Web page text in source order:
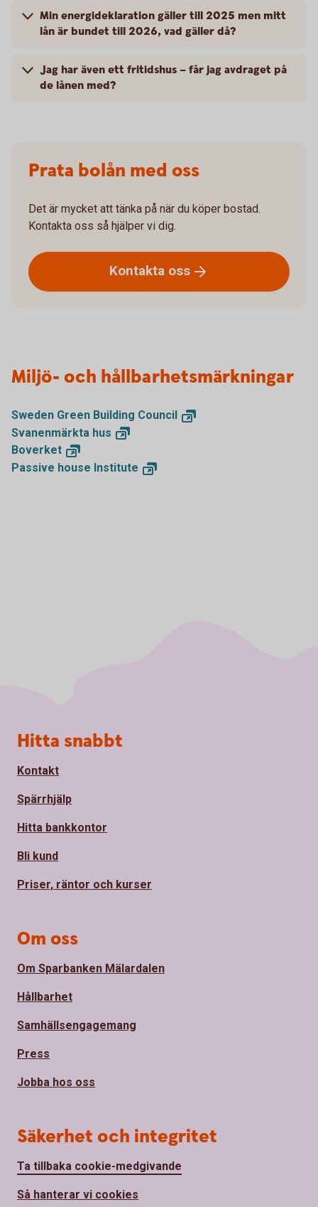
Min energideklaration gäller till 2025 men mitt
lån är bundet till 2026, vad gäller då?
Jag har även ett fritidshus – får jag avdraget på
de lånen med?
Prata bolån med oss
Det är mycket att tänka på när du köper bostad.
Kontakta oss så hjälper vi dig.
Kontakta oss
Miljö- och hållbarhetsmärkningar
Sweden Green Building Council
Svanenmärkta hus
Boverket
Passive house Institute
Sidfot
Hitta snabbt
Kontakt
Spärrhjälp
Hitta bankkontor
Bli kund
Priser, räntor och kurser
Om oss
Om Sparbanken Mälardalen
Hållbarhet
Samhällsengagemang
Press
Jobba hos oss
Säkerhet och integritet
Ta tillbaka cookie-medgivande
Så hanterar vi cookies